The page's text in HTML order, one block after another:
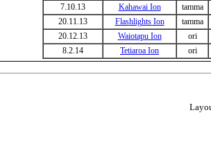
7.10.13
Kahawai Ion
tamma
20.11.13
Flashlights Ion
tamma
20.12.13
Waiotapu Ion
ori
8.2.14
Tetiaroa Ion ori